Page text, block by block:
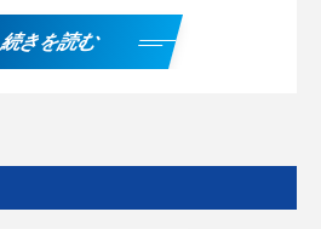
続きを読む